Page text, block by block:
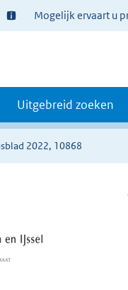
Ter
informatie:
Mogelijk ervaart u
Uitgebreid zoeken
2022, 10868